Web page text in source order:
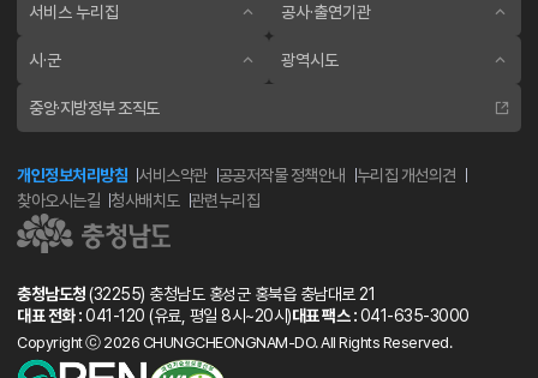
서비스 누리집 공사·출연기관
시·군 광역시도
중앙·지방정부 조직도
개인정보처리방침 서비스약관 공공저작물 정책안내
누리집 개선의견
찾아오시는길
청사배치도 관련누리집
충청남도청(32255) 충청남도 홍성군 홍북읍 충남대로 21
대표 전화 :041-120 (유료, 평일 8시~20시)대표 팩스 :041-635-3000
Copyright ⓒ 2026 CHUNGCHEONGNAM-DO. All Rights Reserved.